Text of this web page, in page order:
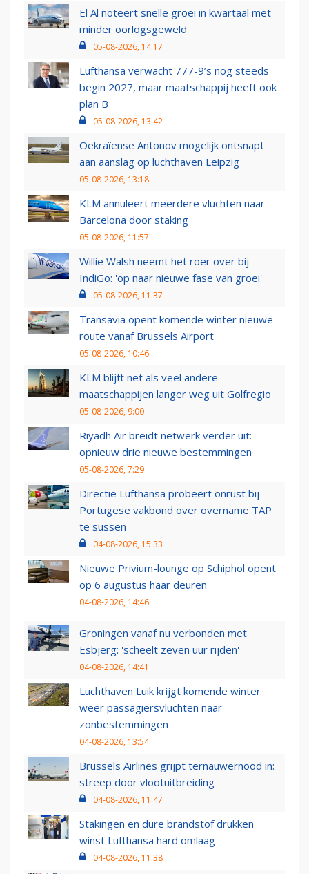
El Al noteert snelle groei in kwartaal met
minder oorlogsgeweld
05-08-2026, 14:17
Lufthansa verwacht 777-9’s nog steeds
begin 2027, maar maatschappij heeft ook
plan B
05-08-2026, 13:42
Oekraïense Antonov mogelijk ontsnapt
aan aanslag op luchthaven Leipzig
05-08-2026, 13:18
KLM annuleert meerdere vluchten naar
Barcelona door staking
05-08-2026, 11:57
Willie Walsh neemt het roer over bij
IndiGo: 'op naar nieuwe fase van groei'
05-08-2026, 11:37
Transavia opent komende winter nieuwe
route vanaf Brussels Airport
05-08-2026, 10:46
KLM blijft net als veel andere
maatschappijen langer weg uit Golfregio
05-08-2026, 9:00
Riyadh Air breidt netwerk verder uit:
opnieuw drie nieuwe bestemmingen
05-08-2026, 7:29
Directie Lufthansa probeert onrust bij
Portugese vakbond over overname TAP
te sussen
04-08-2026, 15:33
Nieuwe Privium-lounge op Schiphol opent
op 6 augustus haar deuren
04-08-2026, 14:46
Groningen vanaf nu verbonden met
Esbjerg: 'scheelt zeven uur rijden'
04-08-2026, 14:41
Luchthaven Luik krijgt komende winter
weer passagiersvluchten naar
zonbestemmingen
04-08-2026, 13:54
Brussels Airlines grijpt ternauwernood in:
streep door vlootuitbreiding
04-08-2026, 11:47
Stakingen en dure brandstof drukken
winst Lufthansa hard omlaag
04-08-2026, 11:38